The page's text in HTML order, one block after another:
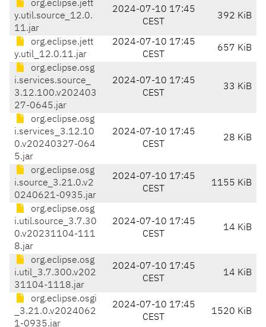
org.eclipse.jett
y.util.source_12.0.
11.jar
2024-07-10 17:45
CEST
392 KiB
org.eclipse.jett
y.util_12.0.11.jar
2024-07-10 17:45
CEST
657 KiB
org.eclipse.osg
i.services.source_
3.12.100.v202403
27-0645.jar
2024-07-10 17:45
CEST
33 KiB
org.eclipse.osg
i.services_3.12.10
0.v20240327-064
5.jar
2024-07-10 17:45
CEST
28 KiB
org.eclipse.osg
i.source_3.21.0.v2
0240621-0935.jar
2024-07-10 17:45
CEST
1155 KiB
org.eclipse.osg
i.util.source_3.7.30
0.v20231104-111
8.jar
2024-07-10 17:45
CEST
14 KiB
org.eclipse.osg
i.util_3.7.300.v202
31104-1118.jar
2024-07-10 17:45
CEST
14 KiB
org.eclipse.osgi
_3.21.0.v2024062
1-0935.jar
2024-07-10 17:45
CEST
1520 KiB